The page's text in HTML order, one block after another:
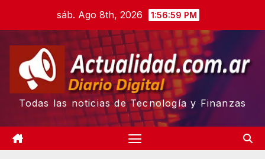
content
sáb. Ago 8th, 2026 1:57:00 PM
Todas las noticias de Tecnología y Finanzas